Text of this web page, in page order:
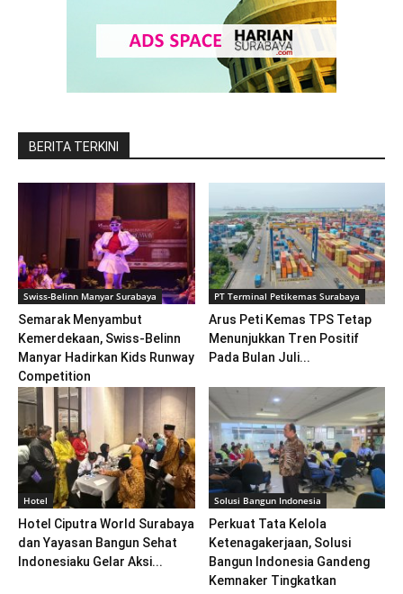
BERITA TERKINI
Swiss-Belinn Manyar Surabaya
Semarak Menyambut
Kemerdekaan, Swiss-Belinn
Manyar Hadirkan Kids Runway
Competition
PT Terminal Petikemas Surabaya
Arus Peti Kemas TPS Tetap
Menunjukkan Tren Positif
Pada Bulan Juli...
Hotel
Hotel Ciputra World Surabaya
dan Yayasan Bangun Sehat
Indonesiaku Gelar Aksi...
Solusi Bangun Indonesia
Perkuat Tata Kelola
Ketenagakerjaan, Solusi
Bangun Indonesia Gandeng
Kemnaker Tingkatkan